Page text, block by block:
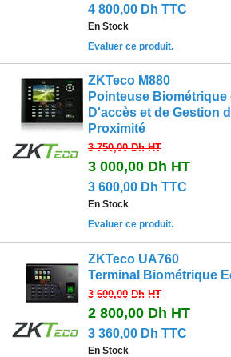
4 800,00 Dh TTC
En Stock
Evaluer ce produit.
ZKTeco M880
Pointeuse Biométrique
D'accès et de Gestion
Proximité
3 750,00 DhHT
3 000,00 Dh HT
3 600,00 Dh TTC
En Stock
Evaluer ce produit.
ZKTeco UA760
Terminal Biométrique
3 600,00 DhHT
2 800,00 Dh HT
3 360,00 Dh TTC
En Stock